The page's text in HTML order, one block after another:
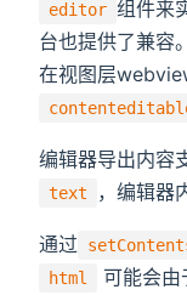
editor 组件来
台也提供了兼容
在视图层
编辑器导出内容
text ，编辑器
通过
html
可能会